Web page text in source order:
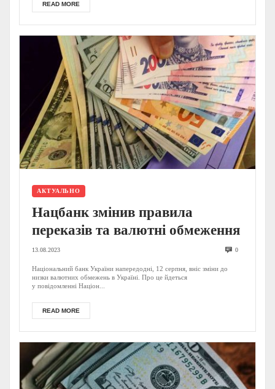
READ MORE
АКТУАЛЬНО
Нацбанк змінив правила
переказів та валютні обмеження
13.08.2023 0
Національний банк України напередодні, 12 серпня, вніс зміни до
низки валютних обмежень в Україні. Про це йдеться
у повідомленні Націон...
READ MORE